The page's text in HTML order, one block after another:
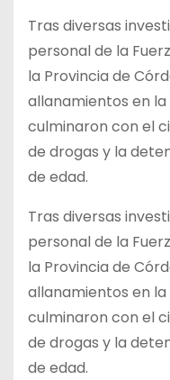
Tras diversas
personal de la
la Provincia de
allanamientos en la
culminaron con el
de drogas y la
de edad.
Tras diversas
personal de la
la Provincia de
allanamientos en la
culminaron con el
de drogas y la
de edad.